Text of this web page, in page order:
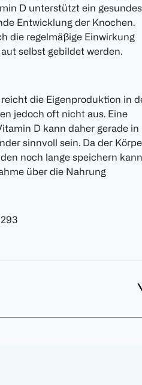
D unterstützt ein gesundes
Entwicklung der Knochen.
die regelmäßige Einwirkung
selbst gebildet werden.
die Eigenproduktion in
jedoch oft nicht aus. Eine
D kann daher gerade in
sinnvoll sein. Da der
noch lange speichern
über die Nahrung